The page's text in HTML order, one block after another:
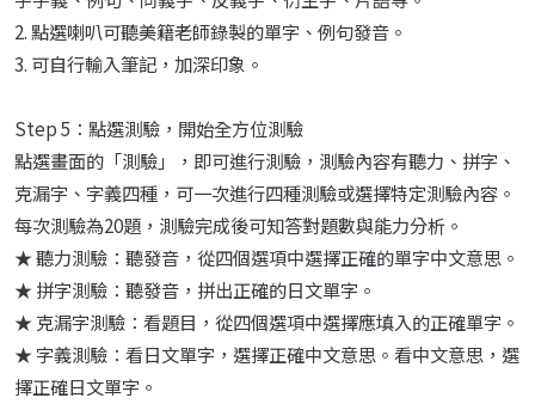
2. 點選喇叭可聽美籍老師錄製的單字、例句發音。
3. 可自行輸入筆記，加深印象。
Step 5：點選測驗，開始全方位測驗
點選畫面的「測驗」，即可進行測驗，測驗內容有聽力、拼字、
克漏字、字義四種，可一次進行四種測驗或選擇特定測驗內容。
每次測驗為20題，測驗完成後可知答對題數與能力分析。
★ 聽力測驗：聽發音，從四個選項中選擇正確的單字中文意思。
★ 拼字測驗：聽發音，拼出正確的日文單字。
★ 克漏字測驗：看題目，從四個選項中選擇應填入的正確單字。
★ 字義測驗：看日文單字，選擇正確中文意思。看中文意思，選
擇正確日文單字。